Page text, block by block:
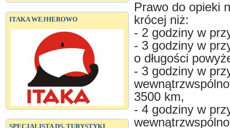
ITAKA WEJHEROWO
SPECJALISTA DS. TURYSTYKI
Prawo do opieki
krócej niż:
- 2 godziny w
- 3 godziny w
o długości
- 3 godziny w
3500 km,
- 4 godziny w